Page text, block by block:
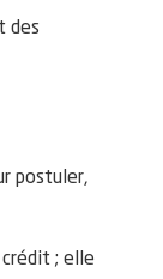
des
postuler,
crédit ; elle